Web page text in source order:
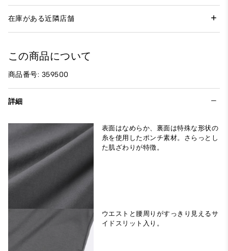
在庫がある近隣店舗
この商品について
商品番号: 359500
詳細
表面はなめらか、裏面は特殊な形状の
糸を使用したポンチ素材。さらっとし
た肌ざわりが特徴。
ウエストと腰周りがすっきり見えるサ
イドスリット入り。